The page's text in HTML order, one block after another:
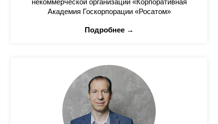
некоммерческой организации «Корпоративная
Академия Госкорпорации «Росатом»
Подробнее →